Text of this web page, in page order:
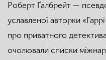
Роберт Ґалбрейт —
уславленої авторки
про приватного
очолювали списки